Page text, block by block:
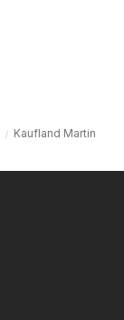
Kaufland Martin